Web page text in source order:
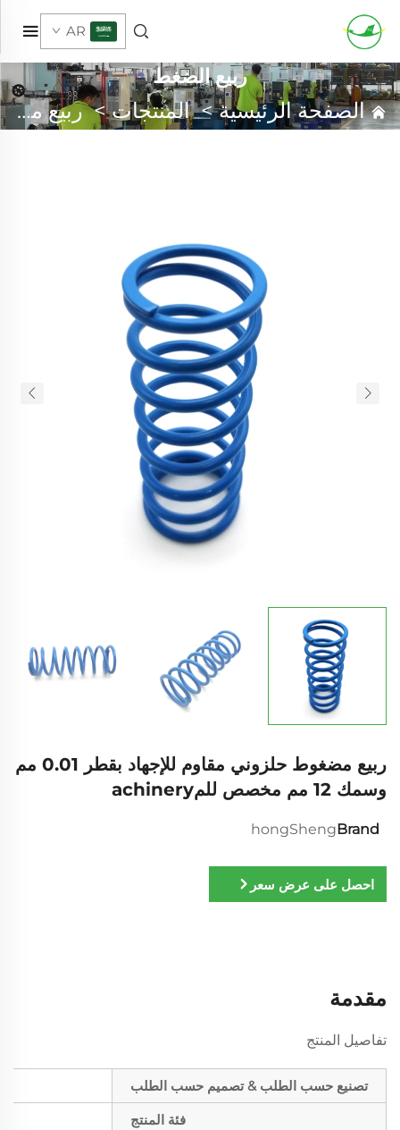
AR
ربيع الضغط
الصفحة الرئيسية>المنتجات>ربيع مخصص
ربيع مضغوط حلزوني مقاوم للإجهاد بقطر 0.01 مم
وسمك 12 مم مخصص للمachinery
Brand
hongSheng
احصل على عرض سعر
مقدمة
تفاصيل المنتج
تصنيع حسب الطلب & تصميم حسب الطلب
فئة المنتج